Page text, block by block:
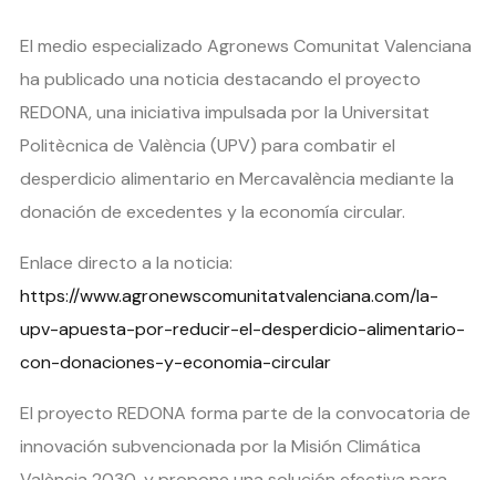
El medio especializado Agronews Comunitat Valenciana
ha publicado una noticia destacando el proyecto
REDONA, una iniciativa impulsada por la Universitat
Politècnica de València (UPV) para combatir el
desperdicio alimentario en Mercavalència mediante la
donación de excedentes y la economía circular.
Enlace directo a la noticia:
https://www.agronewscomunitatvalenciana.com/la-
upv-apuesta-por-reducir-el-desperdicio-alimentario-
con-donaciones-y-economia-circular
El proyecto REDONA forma parte de la convocatoria de
innovación subvencionada por la Misión Climática